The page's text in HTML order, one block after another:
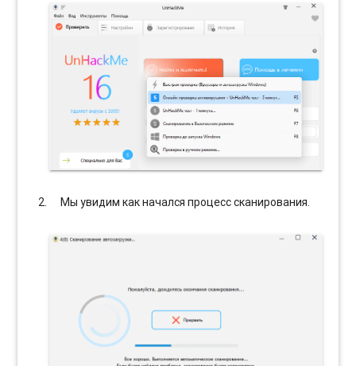
Мы увидим как начался процесс сканирования.